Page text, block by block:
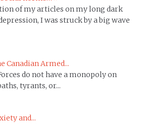
of my articles on my long dark
I was struck by a big wave
Canadian Armed...
do not have a monopoly on
tyrants, or...
and...